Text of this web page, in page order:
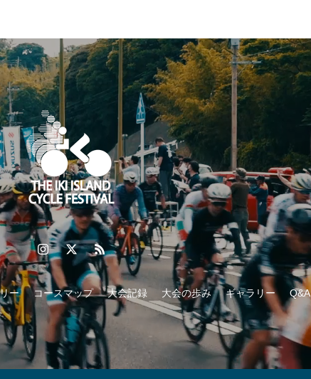
ー コースマップ 大会記録 大会の歩み ギャラリー Q&A